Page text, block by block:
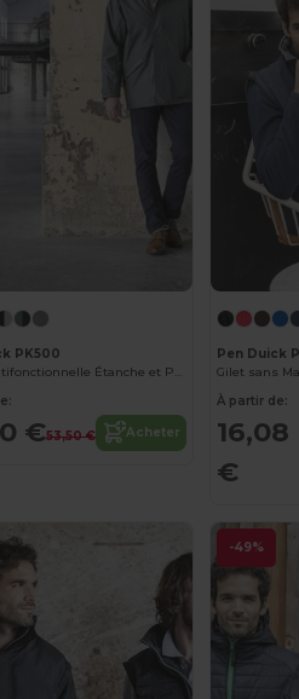
PK500
Veste Multifonctionnelle Étanche et Personnalisable
€53,50 € Acheter
Pen Duick
Gilet sans
À partir de:
16,08
€
-49%